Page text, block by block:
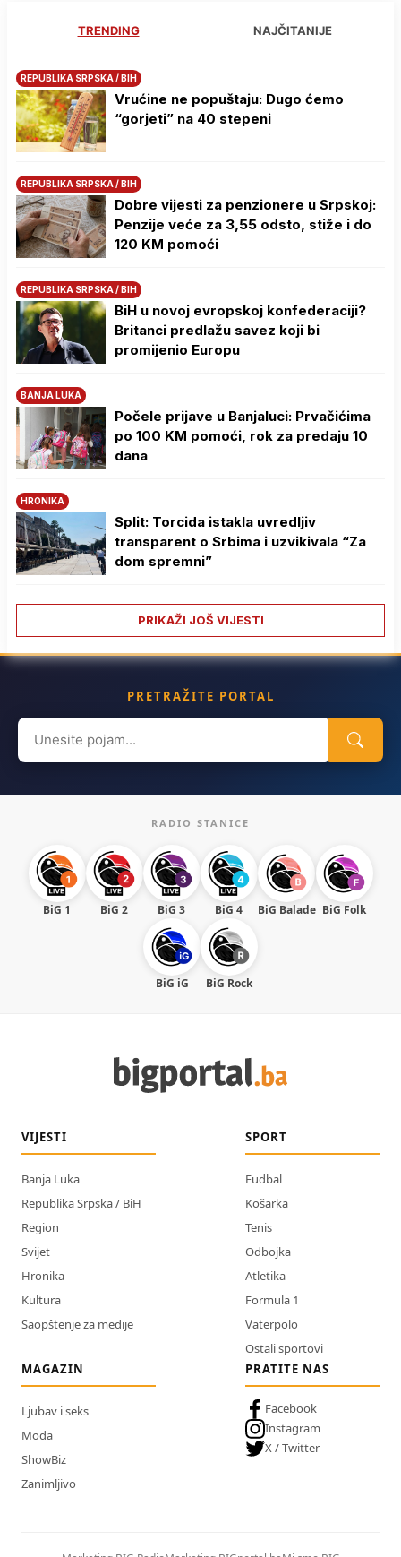
TRENDING NAJČITANIJE
REPUBLIKA SRPSKA / BIH
Vrućine ne popuštaju: Dugo ćemo
“gorjeti” na 40 stepeni
REPUBLIKA SRPSKA / BIH
Dobre vijesti za penzionere u Srpskoj:
Penzije veće za 3,55 odsto, stiže i do
120 KM pomoći
REPUBLIKA SRPSKA / BIH
BiH u novoj evropskoj konfederaciji?
Britanci predlažu savez koji bi
promijenio Europu
BANJA LUKA
Počele prijave u Banjaluci: Prvačićima
po 100 KM pomoći, rok za predaju 10
dana
HRONIKA
Split: Torcida istakla uvredljiv
transparent o Srbima i uzvikivala “Za
dom spremni”
PRIKAŽI JOŠ VIJESTI
PRETRAŽITE PORTAL
Search
for:
RADIO STANICE
BiG 1 BiG 2 BiG 3 BiG 4 BiG Balade BiG Folk
BiG iG BiG Rock
VIJESTI
Banja Luka
Republika Srpska / BiH
Region
Svijet
Hronika
Kultura
Saopštenje za medije
SPORT
Fudbal
Košarka
Tenis
Odbojka
Atletika
Formula 1
Vaterpolo
Ostali sportovi
MAGAZIN
Ljubav i seks
Moda
ShowBiz
Zanimljivo
PRATITE NAS
Facebook
Instagram
X / Twitter